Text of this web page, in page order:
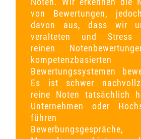
von Bewertungen,
davon aus, dass wir
veralteten und Stress
reinen
kompetenzbasierten
Bewertungssystemen
Es ist schwer
reine Noten tatsächlich
Unternehmen oder
führen